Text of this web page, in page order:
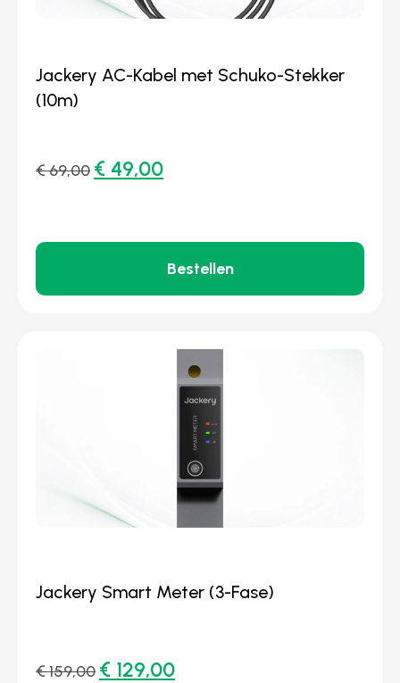
Jackery AC-Kabel met Schuko-Stekker
(10m)
€69,00 € 49,00
Bestellen
Jackery Smart Meter (3-Fase)
€159,00 € 129,00